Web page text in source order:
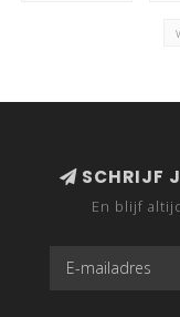
SCHRIJF
En blijf